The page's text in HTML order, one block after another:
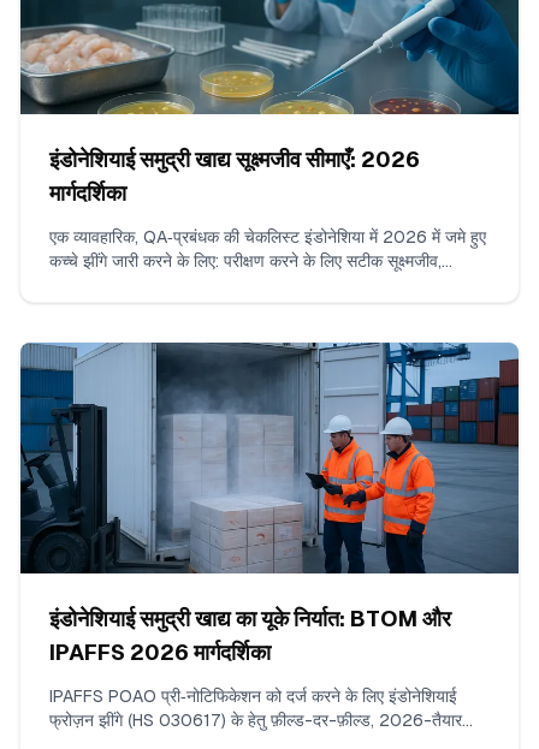
इंडोनेशियाई समुद्री खाद्य सूक्ष्मजीव सीमाएँ: 2026
मार्गदर्शिका
एक व्यावहारिक, QA‑प्रबंधक की चेकलिस्ट इंडोनेशिया में 2026 में जमे हुए
कच्चे झींगे जारी करने के लिए: परीक्षण करने के लिए सटीक सूक्ष्मजीव,
इंडोनेशियाई समुद्री खाद्य का यूके निर्यात: BTOM और
IPAFFS 2026 मार्गदर्शिका
IPAFFS POAO प्री‑नोटिफिकेशन को दर्ज करने के लिए इंडोनेशियाई
फ्रोज़न झींगे (HS 030617) के हेतु फ़ील्ड-दर-फ़ील्ड, 2026-तैयार